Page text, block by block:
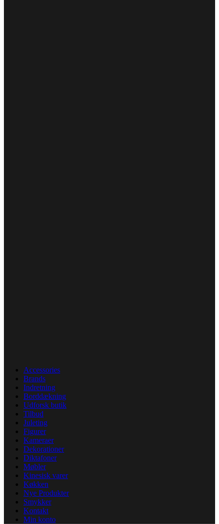
Accessories
Brands
Indretning
Borddækning
Udforsk butik
Tilbud
Juleting
Figurer
Kameraer
Dekorationer
Diktafoner
Møbler
Kinesisk varer
Køkken
Nye Produkter
Smykker
Kontakt
Min konto